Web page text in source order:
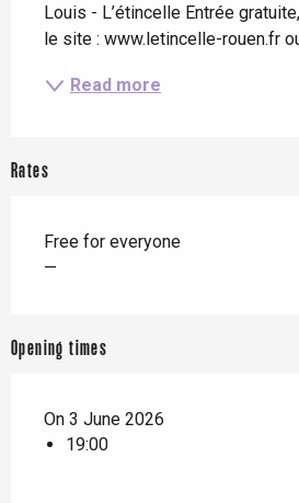
Louis - L’étincelle Entrée
le site : www.letincelle-rouen.fr
Read more
Rates
Free for everyone
—
Opening times
On 3 June 2026
19:00